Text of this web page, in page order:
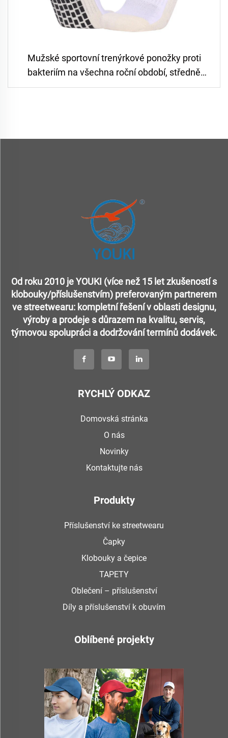
Mužské sportovní trenýrkové ponožky proti
bakteriím na všechna roční období, středně
dlouhé, lepivé fotbalové ponožky s
Od roku 2010 je YOUKI (více než 15 let zkušeností s
klobouky/příslušenstvím) preferovaným partnerem
ve streetwearu: kompletní řešení v oblasti designu,
výroby a prodeje s důrazem na kvalitu, servis,
týmovou spolupráci a dodržování termínů dodávek.
RYCHLÝ ODKAZ
Domovská stránka
O nás
Novinky
Kontaktujte nás
Produkty
Příslušenství ke streetwearu
Čapky
Klobouky a čepice
TAPETY
Oblečení – příslušenství
Díly a příslušenství k obuvím
Oblíbené projekty